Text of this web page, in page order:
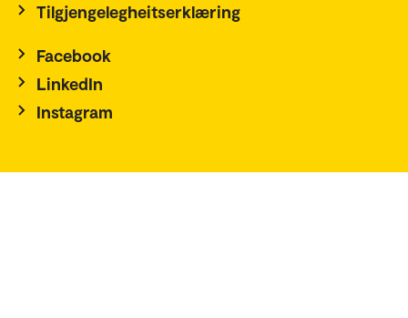
Tilgjengelegheitserklæring
Facebook
LinkedIn
Instagram